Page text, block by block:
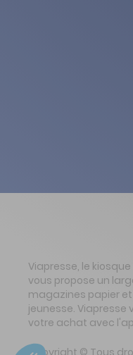
Viapresse, le
vous propose un
magazines papier
jeunesse.
votre achat avec